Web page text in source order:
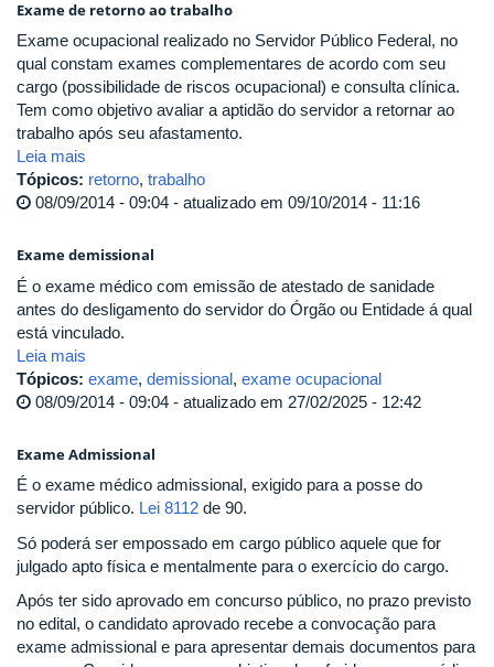
Exame de retorno ao trabalho
Exame ocupacional realizado no Servidor Público Federal, no
qual constam exames complementares de acordo com seu
cargo (possibilidade de riscos ocupacional) e consulta clínica.
Tem como objetivo avaliar a aptidão do servidor a retornar ao
trabalho após seu afastamento.
Leia mais
Tópicos: retorno, trabalho
08/09/2014 - 09:04 - atualizado em 09/10/2014 - 11:16
Exame demissional
É o exame médico com emissão de atestado de sanidade
antes do desligamento do servidor do Órgão ou Entidade á qual
está vinculado.
Leia mais
Tópicos: exame, demissional, exame ocupacional
08/09/2014 - 09:04 - atualizado em 27/02/2025 - 12:42
Exame Admissional
É o exame médico admissional, exigido para a posse do
servidor público. Lei 8112 de 90.
Só poderá ser empossado em cargo público aquele que for
julgado apto física e mentalmente para o exercício do cargo.
Após ter sido aprovado em concurso público, no prazo previsto
no edital, o candidato aprovado recebe a convocação para
exame admissional e para apresentar demais documentos para